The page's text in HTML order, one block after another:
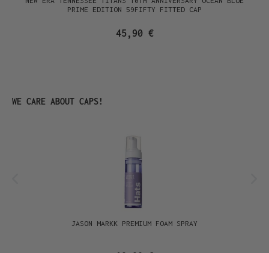
PRIME EDITION 59FIFTY FITTED CAP
45,90 €
Produktgalerie überspringen
WE CARE ABOUT CAPS!
JASON MARKK PREMIUM FOAM SPRAY